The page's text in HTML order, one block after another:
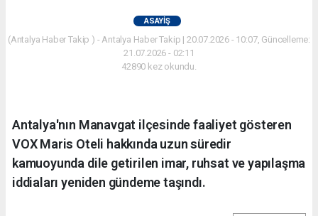
ASAYIŞ
(Antalya Haber Takip ) - Antalya Haber Takip | 20.07.2026 - 10:07, Güncelleme:
21.07.2026 - 02:11
42890 kez okundu.
Antalya'nın Manavgat ilçesinde faaliyet gösteren
VOX Maris Oteli hakkında uzun süredir
kamuoyunda dile getirilen imar, ruhsat ve yapılaşma
iddiaları yeniden gündeme taşındı.